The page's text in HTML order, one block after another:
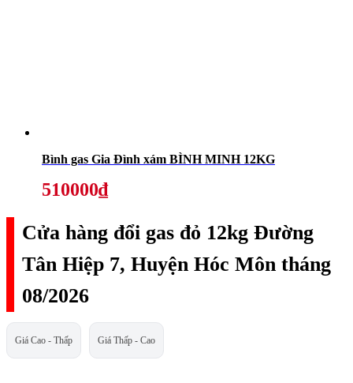
Bình gas Gia Đình xám BÌNH MINH 12KG
510000₫
Cửa hàng đổi gas đỏ 12kg Đường
Tân Hiệp 7, Huyện Hóc Môn tháng
08/2026
Giá Cao - Thấp Giá Thấp - Cao